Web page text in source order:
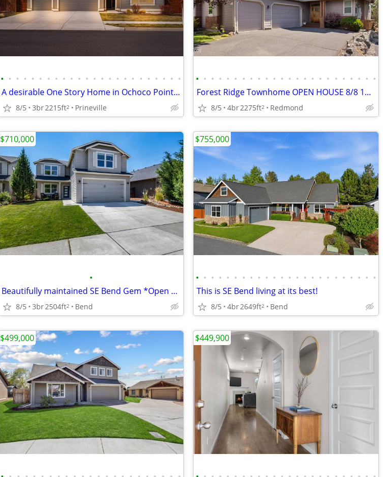
• • • • • • • • • • • • • • • • • • • • • • • •
A desirable One Story Home in Ochoco Point - REDUCED!
8/5 3br2215ft2 Prineville
• • • • • • • • • • • • • • • • • • • • • • • •
Forest Ridge Townhome OPEN HOUSE 8/8 11:00 AM TO 1:00 PM
8/5 4br2275ft2 Redmond
•
Beautifully maintained SE Bend Gem *Open House Sunday 8/9, 2pm-4pm*
8/5 3br2504ft2 Bend
$710,000
• • • • • • • • • • • • • • • • • • • • • • • •
This is SE Bend living at its best!
8/5 4br2649ft2 Bend
$755,000
$499,000 $449,900